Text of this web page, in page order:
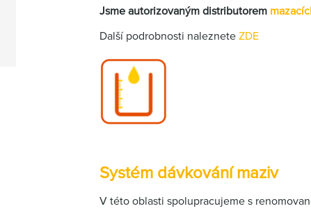
Jsme autorizovaným distributorem
Další podrobnosti naleznete ZDE
Systém dávkování maziv
V této oblasti spolupracujeme s